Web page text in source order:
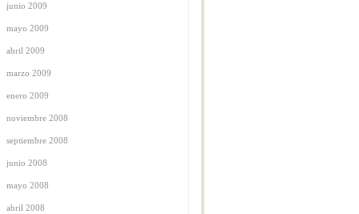
junio 2009
mayo 2009
abril 2009
marzo 2009
enero 2009
noviembre 2008
septiembre 2008
junio 2008
mayo 2008
abril 2008